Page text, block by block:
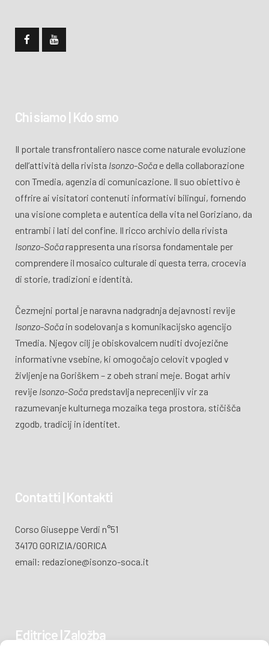
Chi siamo | Kdo smo
Il portale transfrontaliero nasce come naturale evoluzione
dell’attività della rivista Isonzo-Sočae della collaborazione
con Tmedia, agenzia di comunicazione. Il suo obiettivo è
offrire ai visitatori contenuti informativi bilingui, fornendo
una visione completa e autentica della vita nel Goriziano, da
entrambi i lati del confine. Il ricco archivio della rivista
Isonzo-Sočarappresenta una risorsa fondamentale per
comprendere il mosaico culturale di questa terra, crocevia
di storie, tradizioni e identità.
Čezmejni portal je naravna nadgradnja dejavnosti revije
Isonzo-Soča in sodelovanja s komunikacijsko agencijo
Tmedia. Njegov cilj je obiskovalcem nuditi dvojezične
informativne vsebine, ki omogočajo celovit vpogled v
življenje na Goriškem – z obeh strani meje. Bogat arhiv
revije Isonzo-Soča predstavlja neprecenljiv vir za
razumevanje kulturnega mozaika tega prostora, stičišča
zgodb, tradicij in identitet.
Contatti | Kontakti
Corso Giuseppe Verdi n°51
34170 GORIZIA/GORICA
email: redazione@isonzo-soca.it
Editrice | Založba